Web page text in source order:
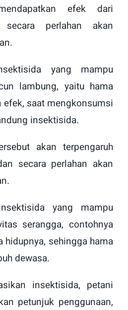
efek dari
perlahan akan
yang mampu
lambung, yaitu hama
efek, saat mengkonsumsi
insektisida.
akan terpengaruh
secara perlahan akan
yang mampu
serangga, contohnya
hidupnya, sehingga hama
dewasa.
insektisida, petani
petunjuk penggunaan,